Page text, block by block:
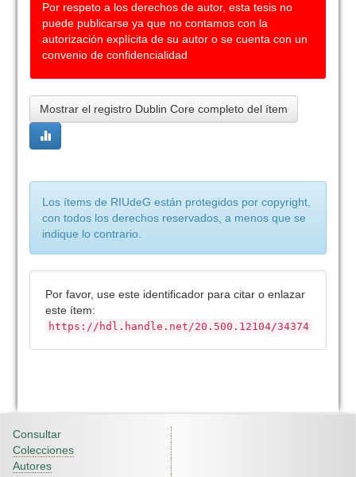
Por respeto a los derechos de autor, esta tesis no
puede publicarse ya que no contamos con la
autorización explícita de su autor o se cuenta con un
convenio de confidencialidad
Mostrar el registro Dublin Core completo del ítem
Los ítems de RIUdeG están protegidos por copyright,
con todos los derechos reservados, a menos que se
indique lo contrario.
Por favor, use este identificador para citar o enlazar
este ítem:
https://hdl.handle.net/20.500.12104/34374
Consultar
Colecciones
Autores